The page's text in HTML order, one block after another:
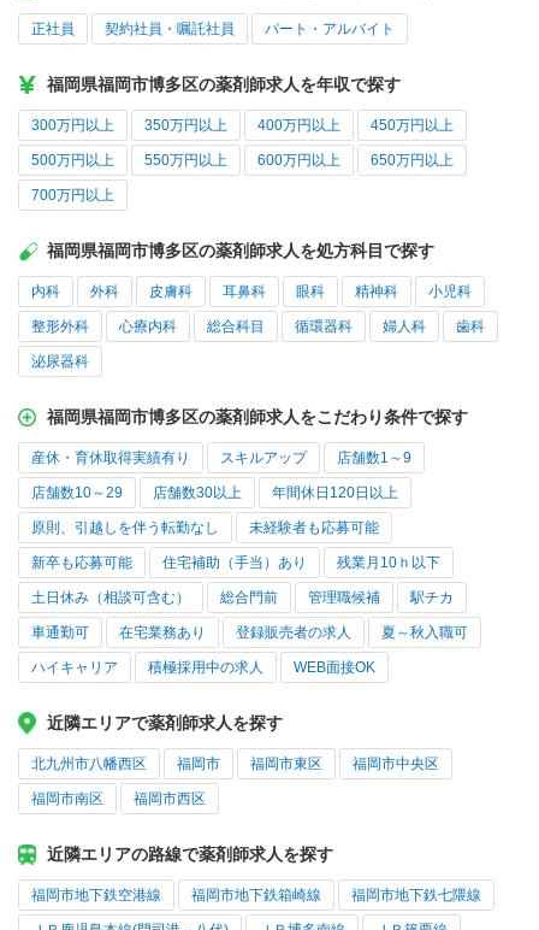
正社員 契約社員・嘱託社員 パート・アルバイト
福岡県福岡市博多区の薬剤師求人を年収で探す
300万円以上 350万円以上 400万円以上 450万円以上
500万円以上 550万円以上 600万円以上 650万円以上
700万円以上
福岡県福岡市博多区の薬剤師求人を処方科目で探す
内科 外科 皮膚科 耳鼻科 眼科 精神科 小児科
整形外科 心療内科 総合科目 循環器科 婦人科 歯科
泌尿器科
福岡県福岡市博多区の薬剤師求人をこだわり条件で探す
産休・育休取得実績有り スキルアップ 店舗数1～9
店舗数10～29 店舗数30以上 年間休日120日以上
原則、引越しを伴う転勤なし 未経験者も応募可能
新卒も応募可能 住宅補助（手当）あり 残業月10ｈ以下
土日休み（相談可含む） 総合門前 管理職候補 駅チカ
車通勤可 在宅業務あり 登録販売者の求人 夏～秋入職可
ハイキャリア 積極採用中の求人 WEB面接OK
近隣エリアで薬剤師求人を探す
北九州市八幡西区 福岡市 福岡市東区 福岡市中央区
福岡市南区 福岡市西区
近隣エリアの路線で薬剤師求人を探す
福岡市地下鉄空港線 福岡市地下鉄箱崎線 福岡市地下鉄七隈線